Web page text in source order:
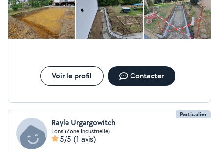
Voir le profil Contacter
Particulier
Rayle Urgargowitch
Lons (Zone Industrielle)
5/5 (1 avis)